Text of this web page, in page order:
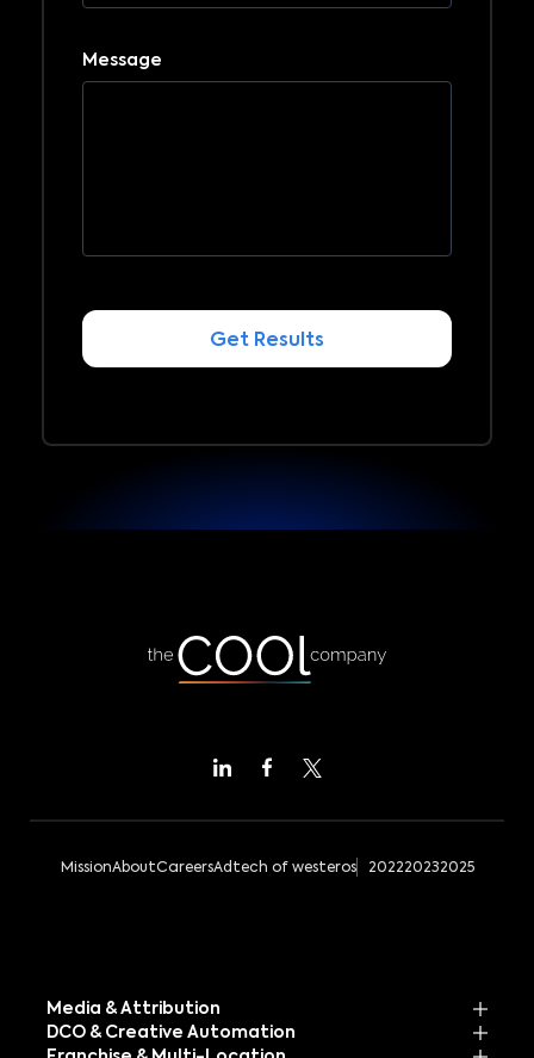
Message
MissionAboutCareersAdtech of westeros 202220232025
Media & Attribution
DCO & Creative Automation